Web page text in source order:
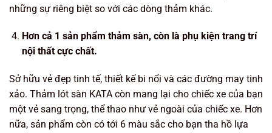
những sự riêng biệt so với các dòng thảm khác.
Hơn cả 1 sản phẩm thảm sàn, còn là phụ kiện trang trí
nội thất cực chất.
Sở hữu vẻ đẹp tinh tế, thiết kế bi nổi và các đường may tinh
xảo. Thảm lót sàn KATA còn mang lại cho chiếc xe của bạn
một vẻ sang trọng, thể thao như vẻ ngoài của chiếc xe. Hơn
nữa, sản phẩm còn có tới 6 màu sắc cho bạn tha hồ lựa